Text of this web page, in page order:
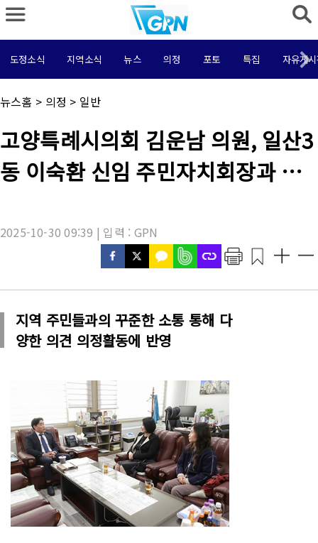
도정소식 지역소식 뉴스 의정 포토 특집 자유게
채
널
뉴스홈 > 의정 > 일반
기
사
목
고양특례시의회 김운남 의원, 일산3
동 이숙환 신임 주민자치회장과 환
2025-10-30 09:39 | 입력 : GPN
지역 주민들과의 꾸준한 소통 통해 다
양한 의견 의정활동에 반영